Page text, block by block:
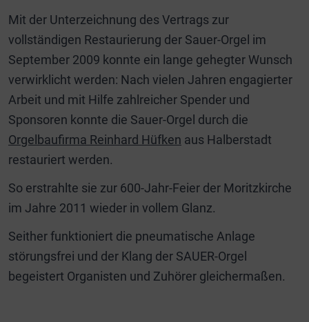
Mit der Unterzeichnung des Vertrags zur
vollständigen Restaurierung der Sauer-Orgel im
September 2009 konnte ein lange gehegter Wunsch
verwirklicht werden: Nach vielen Jahren engagierter
Arbeit und mit Hilfe zahlreicher Spender und
Sponsoren konnte die Sauer-Orgel durch die
Orgelbaufirma Reinhard Hüfken aus Halberstadt
restauriert werden.
So erstrahlte sie zur 600-Jahr-Feier der Moritzkirche
im Jahre 2011 wieder in vollem Glanz.
Seither funktioniert die pneumatische Anlage
störungsfrei und der Klang der SAUER-Orgel
begeistert Organisten und Zuhörer gleichermaßen.